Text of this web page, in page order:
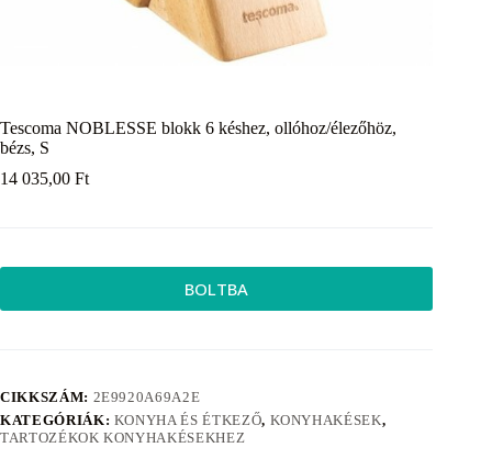
Tescoma NOBLESSE blokk 6 késhez, ollóhoz/élezőhöz,
bézs, S
14 035,00 Ft
BOLTBA
CIKKSZÁM: 2E9920A69A2E
KATEGÓRIÁK: KONYHA ÉS ÉTKEZŐ, KONYHAKÉSEK,
TARTOZÉKOK KONYHAKÉSEKHEZ